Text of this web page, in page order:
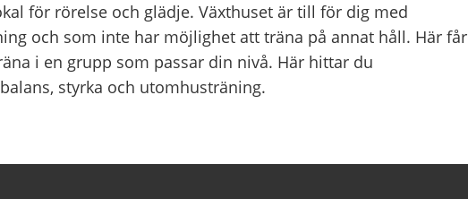
för rörelse och glädje. Växthuset är till för dig med
och som inte har möjlighet att träna på annat håll. Här får
i en grupp som passar din nivå. Här hittar du
styrka och utomhusträning.